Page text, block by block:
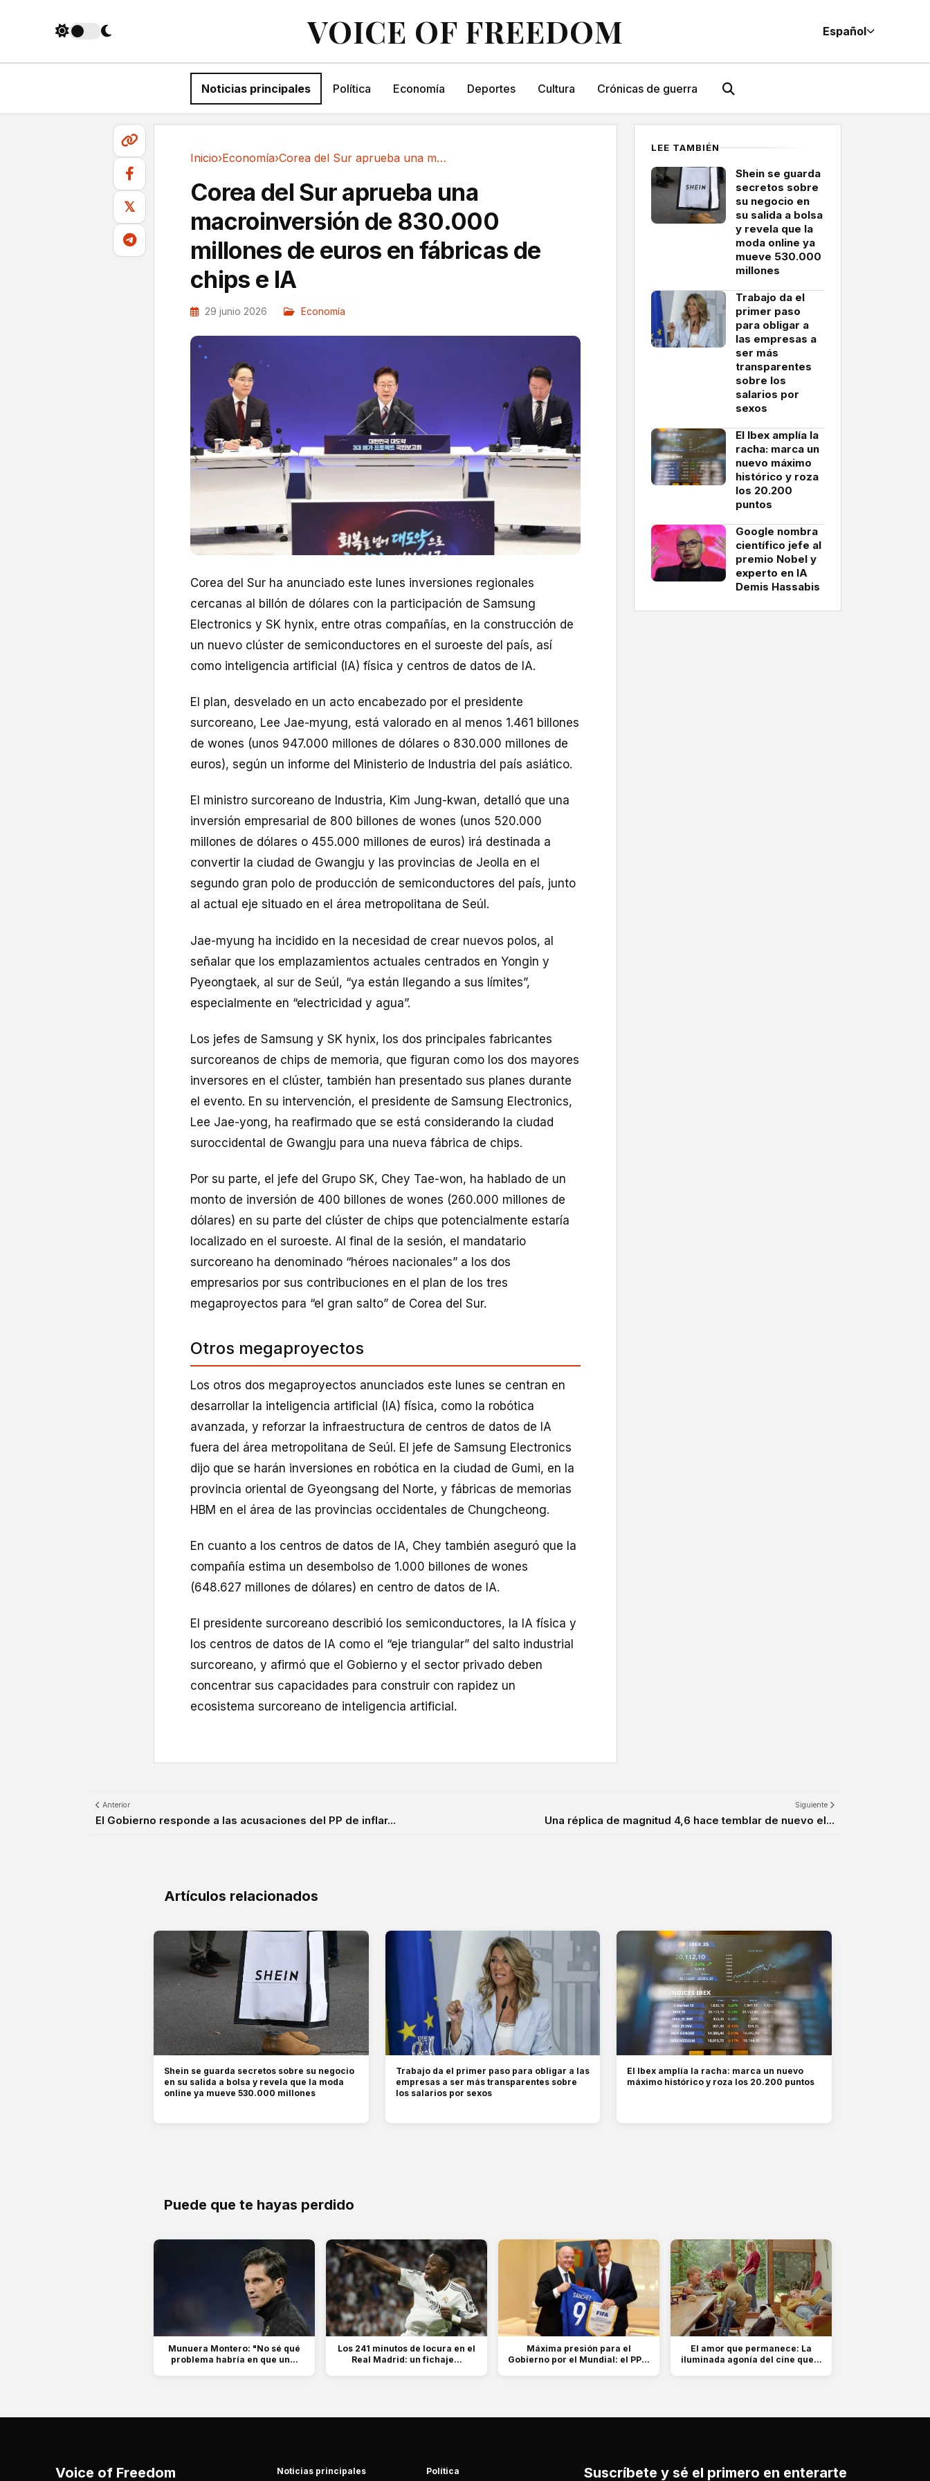
VOICE OF FREEDOM Español
Noticias principales Política Economía Deportes Cultura Crónicas de guerra
𝕏
Inicio›Economía› Corea del Sur aprueba una macroinversión de...
Corea del Sur aprueba una
macroinversión de 830.000
millones de euros en fábricas de
chips e IA
29 junio 2026 Economía
Corea del Sur ha anunciado este lunes inversiones regionales
cercanas al billón de dólares con la participación de Samsung
Electronics y SK hynix, entre otras compañías, en la construcción de
un nuevo clúster de semiconductores en el suroeste del país, así
como inteligencia artificial (IA) física y centros de datos de IA.
El plan, desvelado en un acto encabezado por el presidente
surcoreano, Lee Jae-myung, está valorado en al menos 1.461 billones
de wones (unos 947.000 millones de dólares o 830.000 millones de
euros), según un informe del Ministerio de Industria del país asiático.
El ministro surcoreano de Industria, Kim Jung-kwan, detalló que una
inversión empresarial de 800 billones de wones (unos 520.000
millones de dólares o 455.000 millones de euros) irá destinada a
convertir la ciudad de Gwangju y las provincias de Jeolla en el
segundo gran polo de producción de semiconductores del país, junto
al actual eje situado en el área metropolitana de Seúl.
Jae-myung ha incidido en la necesidad de crear nuevos polos, al
señalar que los emplazamientos actuales centrados en Yongin y
Pyeongtaek, al sur de Seúl, “ya están llegando a sus límites”,
especialmente en “electricidad y agua”.
Los jefes de Samsung y SK hynix, los dos principales fabricantes
surcoreanos de chips de memoria, que figuran como los dos mayores
inversores en el clúster, también han presentado sus planes durante
el evento. En su intervención, el presidente de Samsung Electronics,
Lee Jae-yong, ha reafirmado que se está considerando la ciudad
suroccidental de Gwangju para una nueva fábrica de chips.
Por su parte, el jefe del Grupo SK, Chey Tae-won, ha hablado de un
monto de inversión de 400 billones de wones (260.000 millones de
dólares) en su parte del clúster de chips que potencialmente estaría
localizado en el suroeste. Al final de la sesión, el mandatario
surcoreano ha denominado “héroes nacionales” a los dos
empresarios por sus contribuciones en el plan de los tres
megaproyectos para “el gran salto” de Corea del Sur.
Otros megaproyectos
Los otros dos megaproyectos anunciados este lunes se centran en
desarrollar la inteligencia artificial (IA) física, como la robótica
avanzada, y reforzar la infraestructura de centros de datos de IA
fuera del área metropolitana de Seúl. El jefe de Samsung Electronics
dijo que se harán inversiones en robótica en la ciudad de Gumi, en la
provincia oriental de Gyeongsang del Norte, y fábricas de memorias
HBM en el área de las provincias occidentales de Chungcheong.
En cuanto a los centros de datos de IA, Chey también aseguró que la
compañía estima un desembolso de 1.000 billones de wones
(648.627 millones de dólares) en centro de datos de IA.
El presidente surcoreano describió los semiconductores, la IA física y
los centros de datos de IA como el “eje triangular” del salto industrial
surcoreano, y afirmó que el Gobierno y el sector privado deben
concentrar sus capacidades para construir con rapidez un
ecosistema surcoreano de inteligencia artificial.
LEE TAMBIÉN
Shein se guarda
secretos sobre
su negocio en
su salida a bolsa
y revela que la
moda online ya
mueve 530.000
millones
Trabajo da el
primer paso
para obligar a
las empresas a
ser más
transparentes
sobre los
salarios por
sexos
El Ibex amplía la
racha: marca un
nuevo máximo
histórico y roza
los 20.200
puntos
Google nombra
científico jefe al
premio Nobel y
experto en IA
Demis Hassabis
Anterior
El Gobierno responde a las acusaciones del PP de inflar...
Siguiente
Una réplica de magnitud 4,6 hace temblar de nuevo el...
Artículos relacionados
Shein se guarda secretos sobre su negocio
en su salida a bolsa y revela que la moda
online ya mueve 530.000 millones
Trabajo da el primer paso para obligar a las
empresas a ser más transparentes sobre
los salarios por sexos
El Ibex amplía la racha: marca un nuevo
máximo histórico y roza los 20.200 puntos
Puede que te hayas perdido
Munuera Montero: "No sé qué
problema habría en que un...
Los 241 minutos de locura en el
Real Madrid: un fichaje...
Máxima presión para el
Gobierno por el Mundial: el PP...
El amor que permanece: La
iluminada agonía del cine que...
Voice of Freedom Noticias principales Política Suscríbete y sé el primero en enterarte